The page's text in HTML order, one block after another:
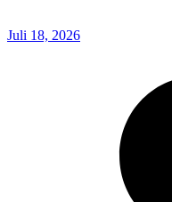
Juli 18, 2026